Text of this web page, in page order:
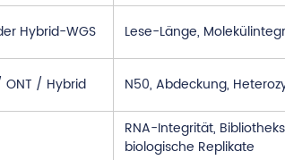
Hybrid-WGS Lese-Länge,
ONT / Hybrid N50, Abdeckung,
RNA-Integrität,
biologische Replikate